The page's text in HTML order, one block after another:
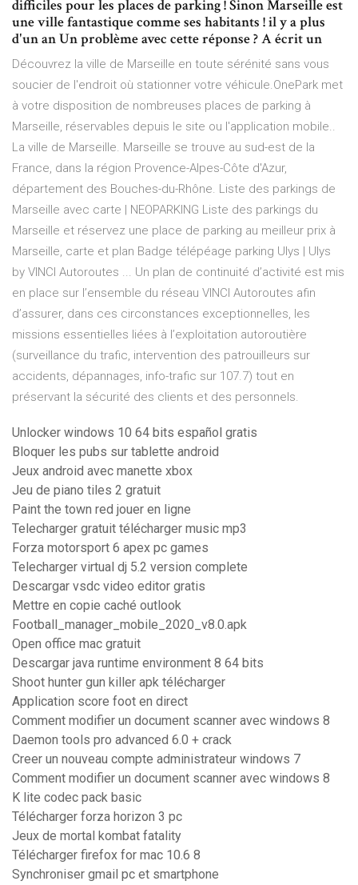
difficiles pour les places de parking ! Sinon Marseille est
une ville fantastique comme ses habitants ! il y a plus
d'un an Un problème avec cette réponse ? A écrit un
Découvrez la ville de Marseille en toute sérénité sans vous
soucier de l'endroit où stationner votre véhicule.OnePark met
à votre disposition de nombreuses places de parking à
Marseille, réservables depuis le site ou l'application mobile..
La ville de Marseille. Marseille se trouve au sud-est de la
France, dans la région Provence-Alpes-Côte d'Azur,
département des Bouches-du-Rhône. Liste des parkings de
Marseille avec carte | NEOPARKING Liste des parkings du
Marseille et réservez une place de parking au meilleur prix à
Marseille, carte et plan Badge télépéage parking Ulys | Ulys
by VINCI Autoroutes ... Un plan de continuité d’activité est mis
en place sur l’ensemble du réseau VINCI Autoroutes afin
d’assurer, dans ces circonstances exceptionnelles, les
missions essentielles liées à l’exploitation autoroutière
(surveillance du trafic, intervention des patrouilleurs sur
accidents, dépannages, info-trafic sur 107.7) tout en
préservant la sécurité des clients et des personnels.
Unlocker windows 10 64 bits español gratis
Bloquer les pubs sur tablette android
Jeux android avec manette xbox
Jeu de piano tiles 2 gratuit
Paint the town red jouer en ligne
Telecharger gratuit télécharger music mp3
Forza motorsport 6 apex pc games
Telecharger virtual dj 5.2 version complete
Descargar vsdc video editor gratis
Mettre en copie caché outlook
Football_manager_mobile_2020_v8.0.apk
Open office mac gratuit
Descargar java runtime environment 8 64 bits
Shoot hunter gun killer apk télécharger
Application score foot en direct
Comment modifier un document scanner avec windows 8
Daemon tools pro advanced 6.0 + crack
Creer un nouveau compte administrateur windows 7
Comment modifier un document scanner avec windows 8
K lite codec pack basic
Télécharger forza horizon 3 pc
Jeux de mortal kombat fatality
Télécharger firefox for mac 10.6 8
Synchroniser gmail pc et smartphone